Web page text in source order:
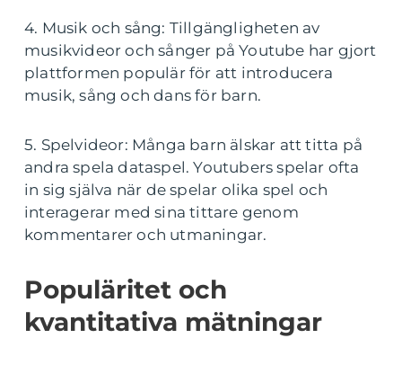
4. Musik och sång: Tillgängligheten av
musikvideor och sånger på Youtube har gjort
plattformen populär för att introducera
musik, sång och dans för barn.
5. Spelvideor: Många barn älskar att titta på
andra spela dataspel. Youtubers spelar ofta
in sig själva när de spelar olika spel och
interagerar med sina tittare genom
kommentarer och utmaningar.
Populäritet och
kvantitativa mätningar